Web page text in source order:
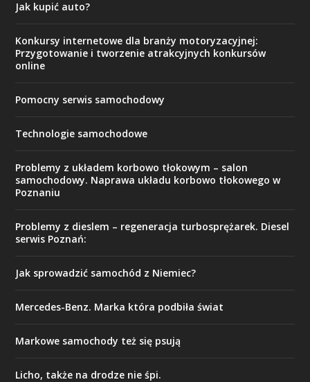
Jak kupić auto?
Konkursy internetowe dla branży motoryzacyjnej:
Przygotowanie i tworzenie atrakcyjnych konkursów
online
Pomocny serwis samochodowy
Technologie samochodowe
Problemy z układem korbowo tłokowym – salon
samochodowy. Naprawa układu korbowo tłokowego w
Poznaniu
Problemy z dieslem – regeneracja turbosprężarek. Diesel
serwis Poznań:
Jak sprowadzić samochód z Niemiec?
Mercedes-Benz. Marka która podbiła świat
Markowe samochody też się psują
Licho, także na drodze nie śpi.